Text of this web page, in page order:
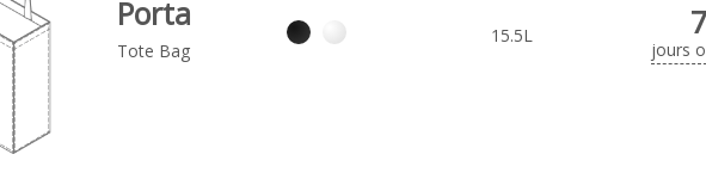
Porta
Tote Bag
15.5L 7
jours